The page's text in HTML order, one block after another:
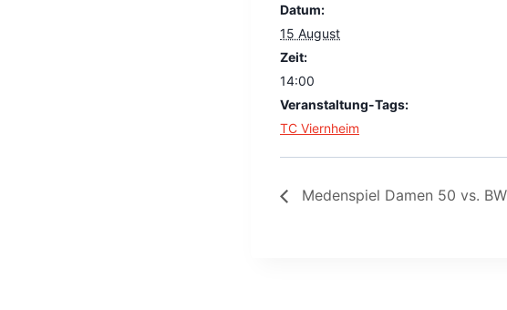
Datum:
15 August
Zeit:
14:00
Veranstaltung-Tags:
TC Viernheim
Medenspiel Damen 50 vs.